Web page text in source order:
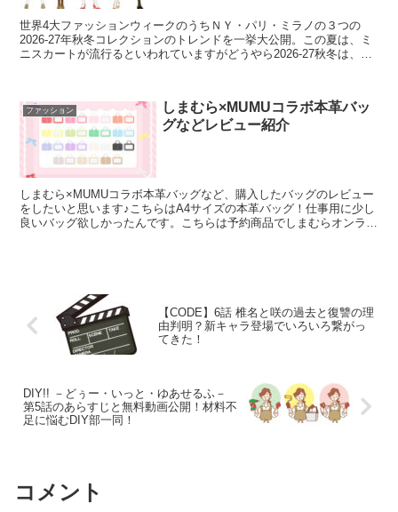
世界4大ファッションウィークのうちＮＹ・パリ・ミラノの３つの
2026-27年秋冬コレクションのトレンドを一挙大公開。この夏は、ミ
ニスカートが流行るといわれていますがどうやら2026‐27秋冬は、ヒ
ファッション
しまむら×MUMUコラボ本革バッ
グなどレビュー紹介
しまむら×MUMUコラボ本革バッグなど、購入したバッグのレビュー
をしたいと思います♪こちらはA4サイズの本革バッグ！仕事用に少し
良いバッグ欲しかったんです。こちらは予約商品でしまむらオンライ
【CODE】6話 椎名と咲の過去と復讐の理
由判明？新キャラ登場でいろいろ繋がっ
てきた！
DIY!! －どぅー・いっと・ゆあせるふ－
第5話のあらすじと無料動画公開！材料不
足に悩むDIY部一同！
コメント